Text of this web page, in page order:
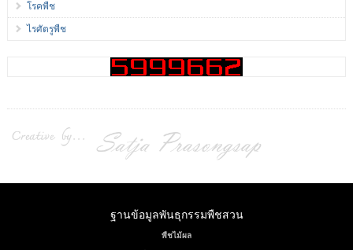
โรคพืช
ไรศัตรูพืช
ฐานข้อมูลพันธุกรรมพืชสวน
พืชไม้ผล